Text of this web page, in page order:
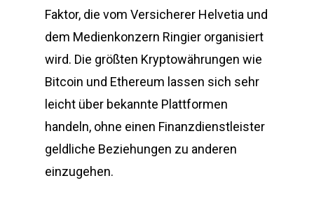
Faktor, die vom Versicherer Helvetia und
dem Medienkonzern Ringier organisiert
wird. Die größten Kryptowährungen wie
Bitcoin und Ethereum lassen sich sehr
leicht über bekannte Plattformen
handeln, ohne einen Finanzdienstleister
geldliche Beziehungen zu anderen
einzugehen.